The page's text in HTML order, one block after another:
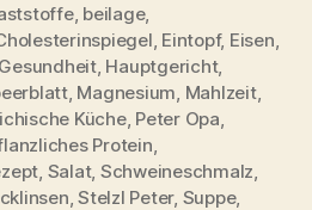
, beilage,
, Eintopf, Eisen,
Gesundheit, Hauptgericht,
, Magnesium, Mahlzeit,
Küche, Peter Opa,
Protein,
, Salat, Schweineschmalz,
,Stelzl Peter, Suppe,